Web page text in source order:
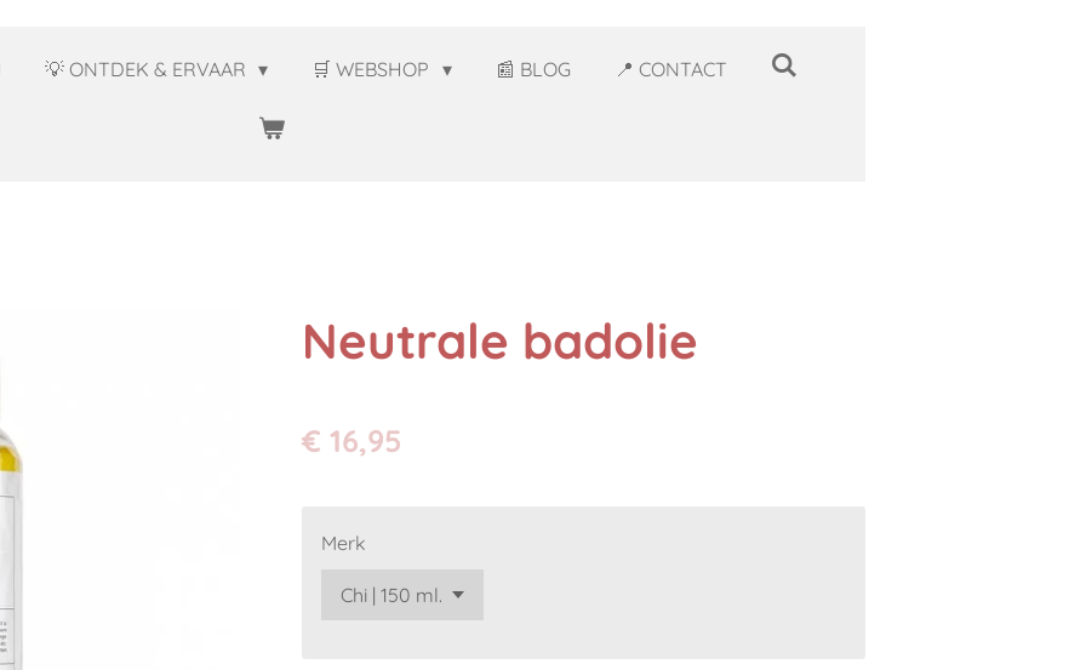
💡 ONTDEK & ERVAAR 🛒 WEBSHOP 📰 BLOG 📍 CONTACT
Neutrale badolie
€ 16,95
Merk